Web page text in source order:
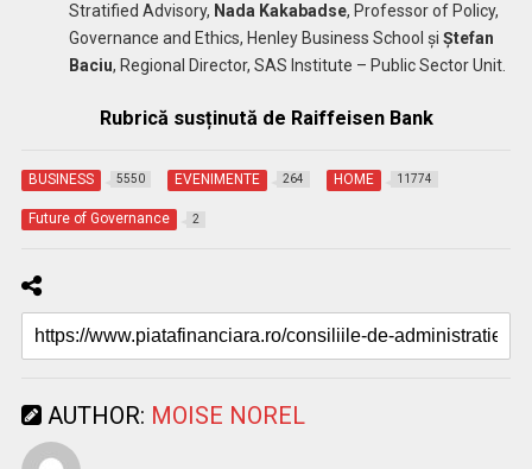
Stratified Advisory, Nada Kakabadse, Professor of Policy,
Governance and Ethics, Henley Business School și Ștefan
Baciu, Regional Director, SAS Institute – Public Sector Unit.
Rubrică susținută de Raiffeisen Bank
BUSINESS 5550 EVENIMENTE 264 HOME 11774
Future of Governance 2
AUTHOR: MOISE NOREL